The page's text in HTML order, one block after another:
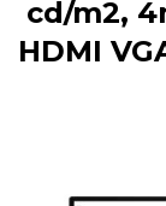
cd/m2,
HDMI